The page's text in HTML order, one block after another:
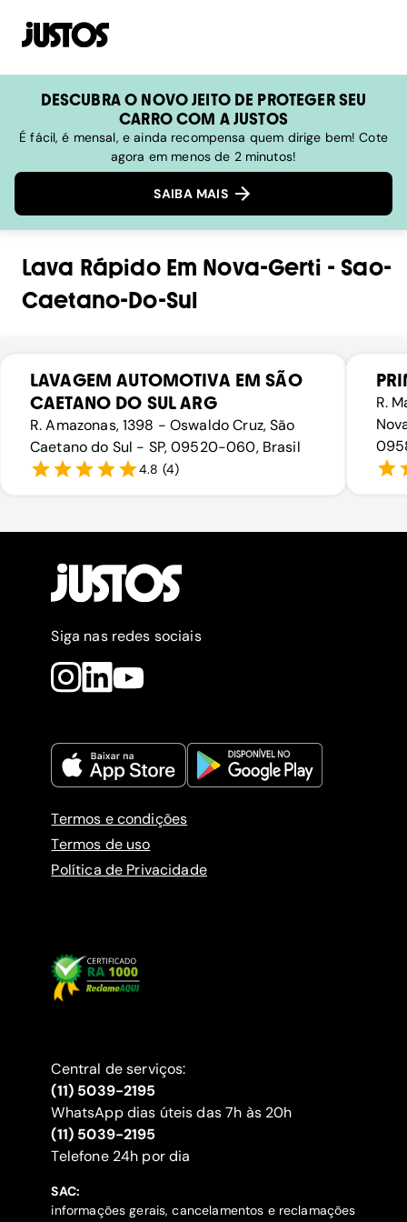
DESCUBRA O NOVO JEITO DE PROTEGER SEU
CARRO COM A JUSTOS
É fácil, é mensal, e ainda recompensa quem dirige bem! Cote
agora em menos de 2 minutos!
SAIBA MAIS
Lava RápidoEm Nova-Gerti - Sao-
Caetano-Do-Sul
LAVAGEM AUTOMOTIVA EM SÃO
CAETANO DO SUL ARG
R. Amazonas, 1398 - Oswaldo Cruz, São
Caetano do Sul - SP, 09520-060, Brasil
4.8 (4)
R.
Siga nas redes sociais
Termos e condições
Termos de uso
Política de Privacidade
Central de serviços:
(11) 5039-2195
WhatsApp dias úteis das 7h às 20h
(11) 5039-2195
‍Telefone 24h por dia
SAC:
informações gerais, cancelamentos e reclamações